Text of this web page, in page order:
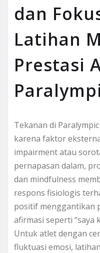
dan
Latihan
Prestasi
Tekanan di
karena faktor
impairment atau
pernapasan dalam,
dan mindfulness
respons fisiologis
positif menggantikan
afirmasi seperti “saya
Untuk atlet dengan
fluktuasi emosi,